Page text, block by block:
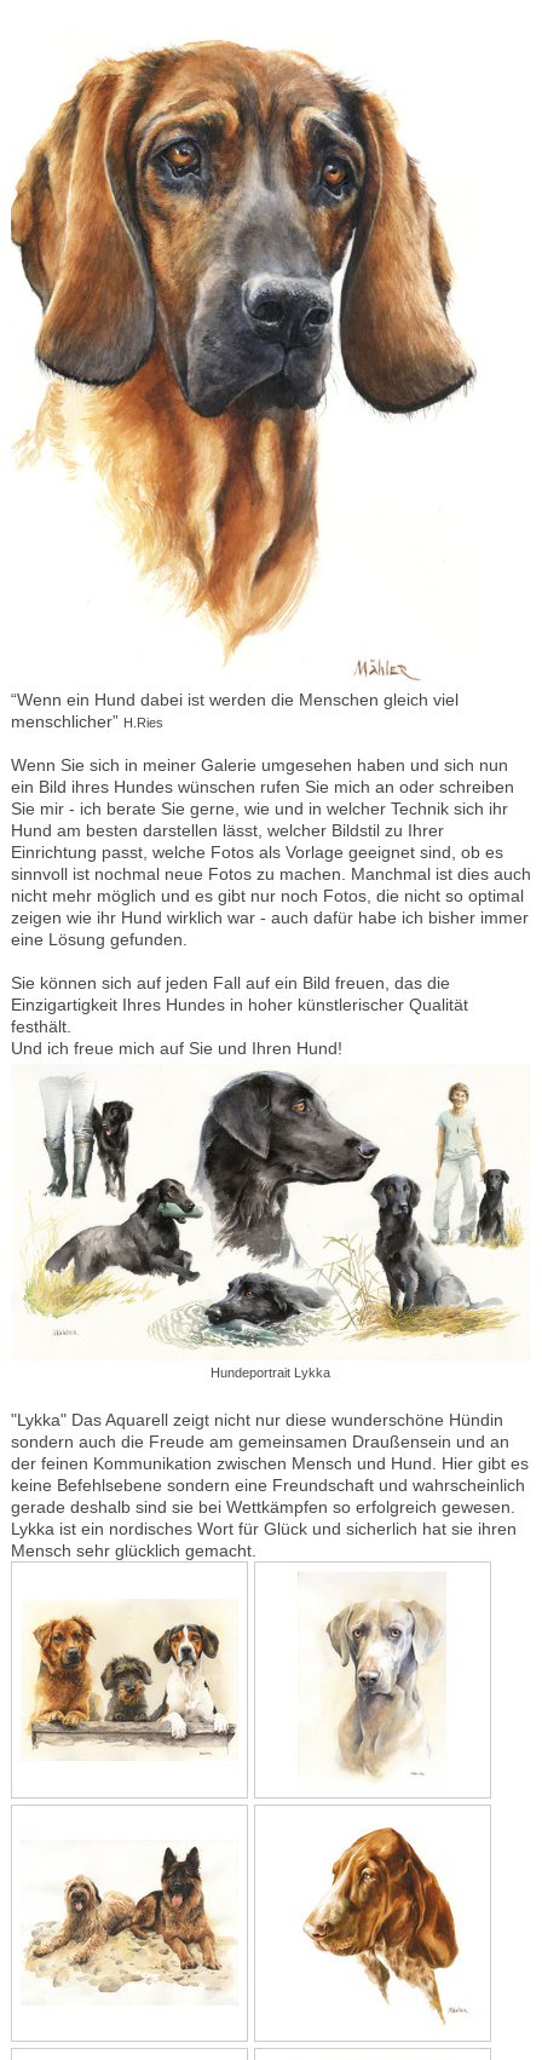
“Wenn ein Hund dabei ist werden die Menschen gleich viel
menschlicher” H.Ries
Wenn Sie sich in meiner Galerie umgesehen haben und sich nun
ein Bild ihres Hundes wünschen rufen Sie mich an oder schreiben
Sie mir - ich berate Sie gerne, wie und in welcher Technik sich ihr
Hund am besten darstellen lässt, welcher Bildstil zu Ihrer
Einrichtung passt, welche Fotos als Vorlage geeignet sind, ob es
sinnvoll ist nochmal neue Fotos zu machen. Manchmal ist dies auch
nicht mehr möglich und es gibt nur noch Fotos, die nicht so optimal
zeigen wie ihr Hund wirklich war - auch dafür habe ich bisher immer
eine Lösung gefunden.
Sie können sich auf jeden Fall auf ein Bild freuen, das die
Einzigartigkeit Ihres Hundes in hoher künstlerischer Qualität
festhält.
Und ich freue mich auf Sie und Ihren Hund!
Hundeportrait Lykka
"Lykka" Das Aquarell zeigt nicht nur diese wunderschöne Hündin
sondern auch die Freude am gemeinsamen Draußensein und an
der feinen Kommunikation zwischen Mensch und Hund. Hier gibt es
keine Befehlsebene sondern eine Freundschaft und wahrscheinlich
gerade deshalb sind sie bei Wettkämpfen so erfolgreich gewesen.
Lykka ist ein nordisches Wort für Glück und sicherlich hat sie ihren
Mensch sehr glücklich gemacht.